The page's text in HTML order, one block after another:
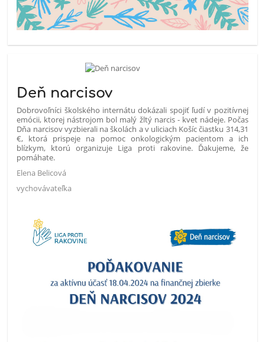
Deň narcisov
Dobrovoľníci školského internátu dokázali spojiť ľudí v pozitívnej
emócii, ktorej nástrojom bol malý žltý narcis - kvet nádeje. Počas
Dňa narcisov vyzbierali na školách a v uliciach Košíc čiastku 314,31
€, ktorá prispeje na pomoc onkologickým pacientom a ich
blízkym, ktorú organizuje Liga proti rakovine. Ďakujeme, že
pomáhate.
Elena Belicová
vychovávateľka